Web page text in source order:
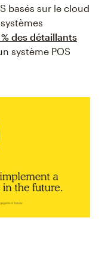
basés sur le cloud
des détaillants
système POS